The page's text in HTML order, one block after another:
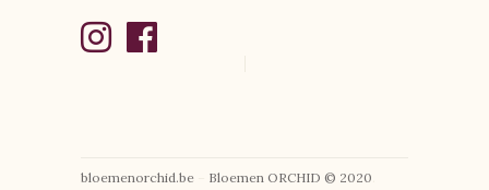
bloemenorchid.be Bloemen ORCHID © 2020